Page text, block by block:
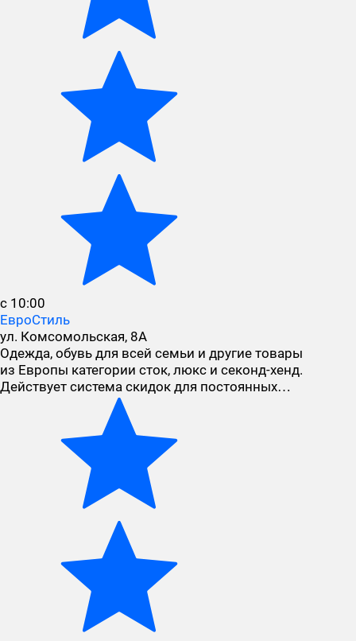
с 10:00
ЕвроСтиль
ул. Комсомольская, 8А
Одежда, обувь для всей семьи и другие товары
из Европы категории сток, люкс и секонд-хенд.
Действует система скидок для постоянных…